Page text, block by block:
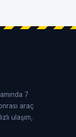
7
araç
ulaşım,